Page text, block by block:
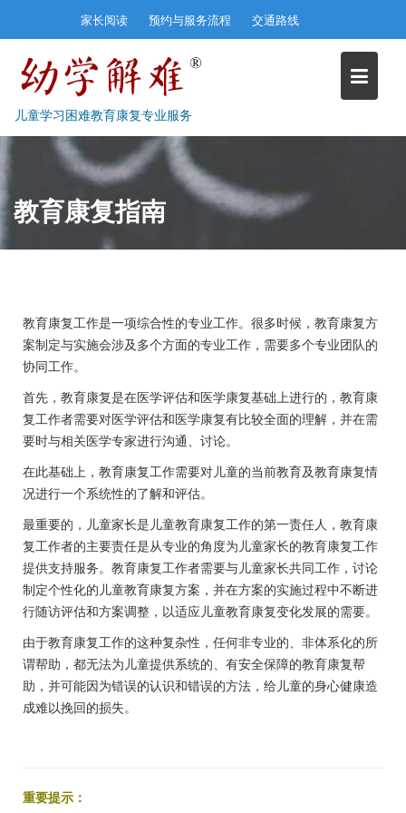
家长阅读 预约与服务流程 交通路线
儿童学习困难教育康复专业服务
教育康复指南
教育康复工作是一项综合性的专业工作。很多时候，教育康复方
案制定与实施会涉及多个方面的专业工作，需要多个专业团队的
协同工作。
首先，教育康复是在医学评估和医学康复基础上进行的，教育康
复工作者需要对医学评估和医学康复有比较全面的理解，并在需
要时与相关医学专家进行沟通、讨论。
在此基础上，教育康复工作需要对儿童的当前教育及教育康复情
况进行一个系统性的了解和评估。
最重要的，儿童家长是儿童教育康复工作的第一责任人，教育康
复工作者的主要责任是从专业的角度为儿童家长的教育康复工作
提供支持服务。教育康复工作者需要与儿童家长共同工作，讨论
制定个性化的儿童教育康复方案，并在方案的实施过程中不断进
行随访评估和方案调整，以适应儿童教育康复变化发展的需要。
由于教育康复工作的这种复杂性，任何非专业的、非体系化的所
谓帮助，都无法为儿童提供系统的、有安全保障的教育康复帮
助，并可能因为错误的认识和错误的方法，给儿童的身心健康造
成难以挽回的损失。
重要提示：